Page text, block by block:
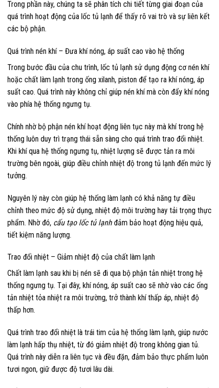
Trong phần này, chúng ta sẽ phân tích chi tiết từng giai đoạn của
quá trình hoạt động của lốc tủ lạnh để thấy rõ vai trò và sự liên kết
các bộ phận.
Quá trình nén khí – Đưa khí nóng, áp suất cao vào hệ thống
Trong bước đầu của chu trình, lốc tủ lạnh sử dụng động cơ nén khí
hoặc chất làm lạnh trong ống xilanh, piston để tạo ra khí nóng, áp
suất cao. Quá trình này không chỉ giúp nén khí mà còn đẩy khí nóng
vào phía hệ thống ngưng tụ.
Chính nhờ bộ phận nén khí hoạt động liên tục này mà khí trong hệ
thống luôn duy trì trạng thái sẵn sàng cho quá trình trao đổi nhiệt.
Khi khí qua hệ thống ngưng tụ, nhiệt lượng sẽ được tản ra môi
trường bên ngoài, giúp điều chỉnh nhiệt độ trong tủ lạnh đến mức lý
tưởng.
Nguyên lý này còn giúp hệ thống làm lạnh có khả năng tự điều
chỉnh theo mức độ sử dụng, nhiệt độ môi trường hay tải trọng thực
phẩm. Nhờ đó, cấu tạo lốc tủ lạnhđảm bảo hoạt động hiệu quả,
tiết kiệm năng lượng.
Trao đổi nhiệt – Giảm nhiệt độ của chất làm lạnh
Chất làm lạnh sau khi bị nén sẽ đi qua bộ phận tản nhiệt trong hệ
thống ngưng tụ. Tại đây, khí nóng, áp suất cao sẽ nhờ vào các ống
tản nhiệt tỏa nhiệt ra môi trường, trở thành khí thấp áp, nhiệt độ
thấp hơn.
Quá trình trao đổi nhiệt là trái tim của hệ thống làm lạnh, giúp nước
làm lạnh hấp thụ nhiệt, từ đó giảm nhiệt độ trong không gian tủ.
Quá trình này diễn ra liên tục và đều đặn, đảm bảo thực phẩm luôn
tươi ngon, giữ được độ tươi lâu dài.